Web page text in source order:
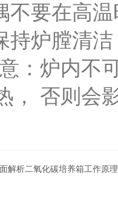
不要在高
持炉膛清
：炉内不
， 否则会
解析二氧化碳培养箱工作原理